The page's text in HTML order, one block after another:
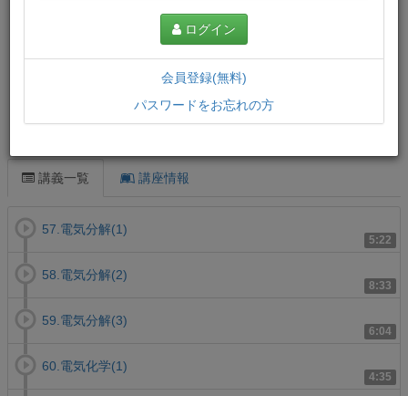
講義一覧 講座情報
5:22
57.電気分解(1)
8:33
58.電気分解(2)
6:04
59.電気分解(3)
4:35
60.電気化学(1)
ログイン
会員登録(無料)
パスワードをお忘れの方